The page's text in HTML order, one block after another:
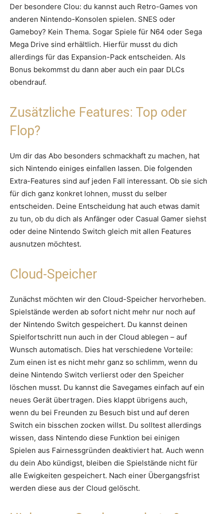
Der besondere Clou: du kannst auch Retro-Games von
anderen Nintendo-Konsolen spielen. SNES oder
Gameboy? Kein Thema. Sogar Spiele für N64 oder Sega
Mega Drive sind erhältlich. Hierfür musst du dich
allerdings für das Expansion-Pack entscheiden. Als
Bonus bekommst du dann aber auch ein paar DLCs
obendrauf.
Zusätzliche Features: Top oder
Flop?
Um dir das Abo besonders schmackhaft zu machen, hat
sich Nintendo einiges einfallen lassen. Die folgenden
Extra-Features sind auf jeden Fall interessant. Ob sie sich
für dich ganz konkret lohnen, musst du selber
entscheiden. Deine Entscheidung hat auch etwas damit
zu tun, ob du dich als Anfänger oder Casual Gamer siehst
oder deine Nintendo Switch gleich mit allen Features
ausnutzen möchtest.
Cloud-Speicher
Zunächst möchten wir den Cloud-Speicher hervorheben.
Spielstände werden ab sofort nicht mehr nur noch auf
der Nintendo Switch gespeichert. Du kannst deinen
Spielfortschritt nun auch in der Cloud ablegen – auf
Wunsch automatisch. Dies hat verschiedene Vorteile:
Zum einen ist es nicht mehr ganz so schlimm, wenn du
deine Nintendo Switch verlierst oder den Speicher
löschen musst. Du kannst die Savegames einfach auf ein
neues Gerät übertragen. Dies klappt übrigens auch,
wenn du bei Freunden zu Besuch bist und auf deren
Switch ein bisschen zocken willst. Du solltest allerdings
wissen, dass Nintendo diese Funktion bei einigen
Spielen aus Fairnessgründen deaktiviert hat. Auch wenn
du dein Abo kündigst, bleiben die Spielstände nicht für
alle Ewigkeiten gespeichert. Nach einer Übergangsfrist
werden diese aus der Cloud gelöscht.